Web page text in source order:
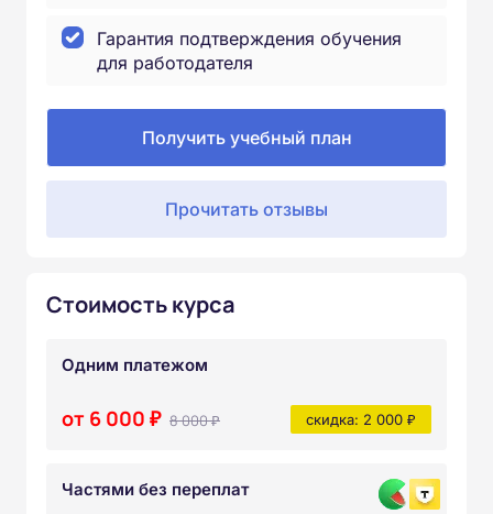
Гарантия подтверждения обучения
для работодателя
Получить учебный план
Прочитать отзывы
Стоимость курса
Одним платежом
от 6 000 ₽ 8 000 ₽ скидка: 2 000 ₽
Частями без переплат